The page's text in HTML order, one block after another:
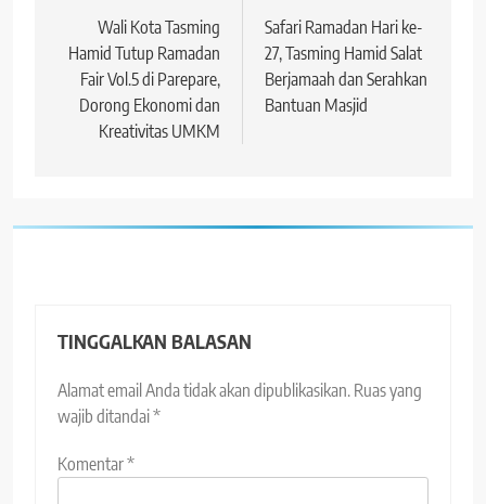
Wali Kota Tasming
Hamid Tutup Ramadan
Fair Vol.5 di Parepare,
Dorong Ekonomi dan
Kreativitas UMKM
Safari Ramadan Hari ke-
27, Tasming Hamid Salat
Berjamaah dan Serahkan
Bantuan Masjid
TINGGALKAN BALASAN
Alamat email Anda tidak akan dipublikasikan. Ruas yang
wajib ditandai*
Komentar*